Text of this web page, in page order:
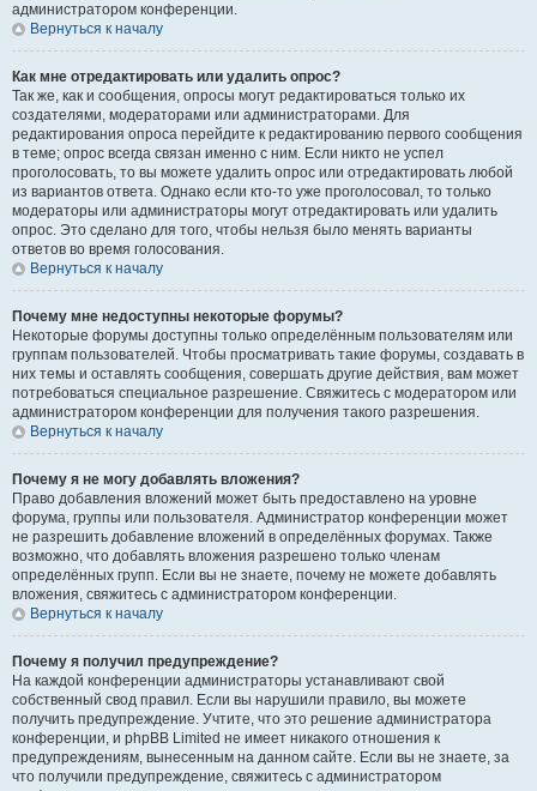
администратором конференции.
Вернуться к началу
Как мне отредактировать или удалить опрос?
Так же, как и сообщения, опросы могут редактироваться только их
создателями, модераторами или администраторами. Для
редактирования опроса перейдите к редактированию первого сообщения
в теме; опрос всегда связан именно с ним. Если никто не успел
проголосовать, то вы можете удалить опрос или отредактировать любой
из вариантов ответа. Однако если кто-то уже проголосовал, то только
модераторы или администраторы могут отредактировать или удалить
опрос. Это сделано для того, чтобы нельзя было менять варианты
ответов во время голосования.
Вернуться к началу
Почему мне недоступны некоторые форумы?
Некоторые форумы доступны только определённым пользователям или
группам пользователей. Чтобы просматривать такие форумы, создавать в
них темы и оставлять сообщения, совершать другие действия, вам может
потребоваться специальное разрешение. Свяжитесь с модератором или
администратором конференции для получения такого разрешения.
Вернуться к началу
Почему я не могу добавлять вложения?
Право добавления вложений может быть предоставлено на уровне
форума, группы или пользователя. Администратор конференции может
не разрешить добавление вложений в определённых форумах. Также
возможно, что добавлять вложения разрешено только членам
определённых групп. Если вы не знаете, почему не можете добавлять
вложения, свяжитесь с администратором конференции.
Вернуться к началу
Почему я получил предупреждение?
На каждой конференции администраторы устанавливают свой
собственный свод правил. Если вы нарушили правило, вы можете
получить предупреждение. Учтите, что это решение администратора
конференции, и phpBB Limited не имеет никакого отношения к
предупреждениям, вынесенным на данном сайте. Если вы не знаете, за
что получили предупреждение, свяжитесь с администратором